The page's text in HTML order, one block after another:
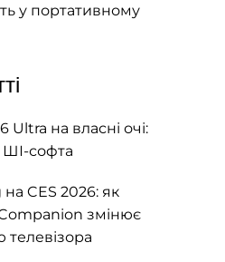
у портативному
Ultra на власні очі:
ШІ-софта
CES 2026: як
змінює
телевізора